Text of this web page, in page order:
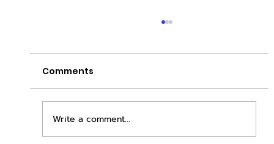
Comments
Write a comment...